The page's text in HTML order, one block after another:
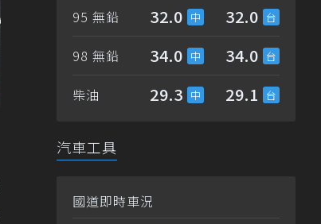
95 無鉛 32.0 32.0
98 無鉛 34.0 34.0
柴油 29.3 29.1
汽車工具
國道即時車況